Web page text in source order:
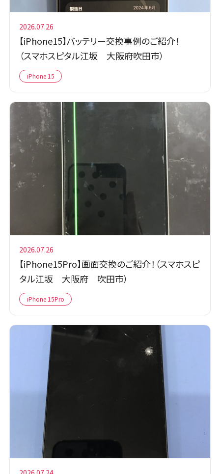
2026.07.26
【iPhone15】バッテリー交換事例のご紹介！
（スマホスピタル江坂 大阪府吹田市）
iPhone 15
2026.07.26
【iPhone15Pro】画面交換のご紹介！（スマホスピ
タル江坂 大阪府 吹田市）
iPhone 15Pro